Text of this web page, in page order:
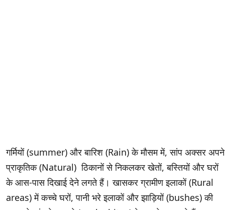
गर्मियों (summer) और बारिश (Rain) के मौसम में, सांप अक्सर अपने
प्राकृतिक (Natural) ठिकानों से निकलकर खेतों, बस्तियों और घरों
के आस-पास दिखाई देने लगते हैं। खासकर ग्रामीण इलाकों (Rural
areas) में कच्चे घरों, पानी भरे इलाकों और झाड़ियों (bushes) की